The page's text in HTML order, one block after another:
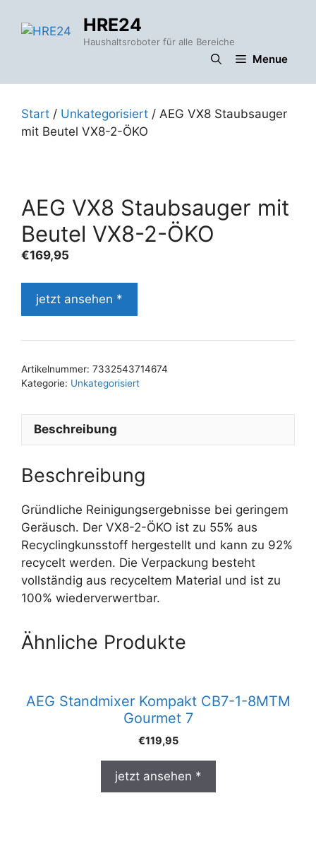
Inhalt
HRE24
Haushaltsroboter für alle Bereiche
Menue
Start / Unkategorisiert / AEG VX8 Staubsauger
mit Beutel VX8-2-ÖKO
AEG VX8 Staubsauger mit
Beutel VX8-2-ÖKO
€169,95
jetzt ansehen *
Artikelnummer: 7332543714674
Kategorie: Unkategorisiert
Beschreibung
Beschreibung
Gründliche Reinigungsergebnisse bei geringem
Geräusch. Der VX8-2-ÖKO ist zu 55% aus
Recyclingkunsstoff hergestellt und kann zu 92%
recycelt werden. Die Verpackung besteht
vollständig aus recyceltem Material und ist zu
100% wiederverwertbar.
Ähnliche Produkte
AEG Standmixer Kompakt CB7-1-8MTM
Gourmet 7
€119,95
jetzt ansehen *